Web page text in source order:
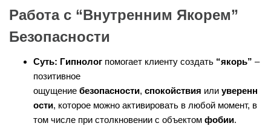
Работа с “Внутренним Якорем”
Безопасности
Суть: Гипнолог помогает клиенту создать “якорь” –
позитивное
ощущение безопасности, спокойствия или уверенн
ости, которое можно активировать в любой момент, в
том числе при столкновении с объектом фобии.